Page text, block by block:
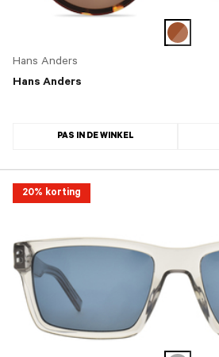
Hans Anders
Hans Anders
PAS IN DE WINKEL
20% korting